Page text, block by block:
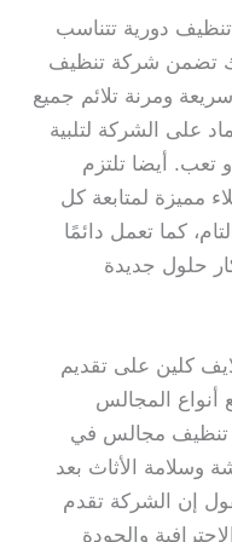
دورية تتناسب
تضمن شركة تنظيف
ومرنة تلائم جميع
على الشركة لتلبية
تعب. أيضا تلتزم
مميزة لمتابعة كل
كما تعمل دائمًا
حلول جديدة
كلين على تقديم
المجالس
تنظيف مجالس في
وسلامة الأثاث بعد
إن الشركة تقدم
والجودة